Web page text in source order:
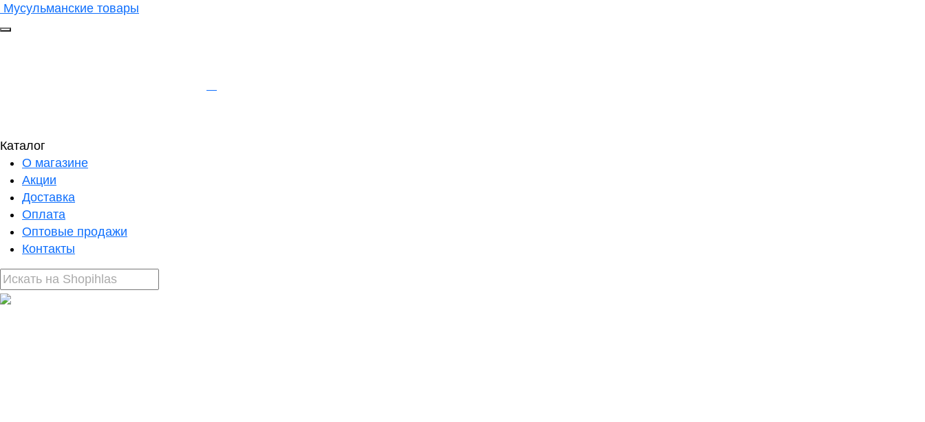
Мусульманские товары
Каталог
О магазине
Акции
Доставка
Оплата
Оптовые продажи
Контакты